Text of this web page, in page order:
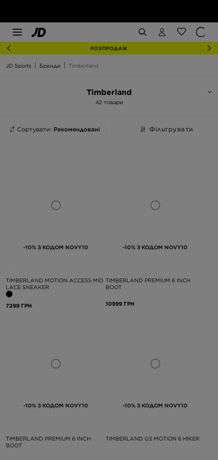
РОЗПРОДАЖ
JD Sports Бренди Timberland
Timberland
42 товари
Сортувати: Рекомендовані Фільтрувати
-10% З КОДОМ NOVY10
TIMBERLAND MOTION ACCESS MID
LACE SNEAKER
7299 ГРН
-10% З КОДОМ NOVY10
TIMBERLAND PREMIUM 6 INCH
BOOT
10999 ГРН
-10% З КОДОМ NOVY10
TIMBERLAND PREMIUM 6 INCH
BOOT
-10% З КОДОМ NOVY10
TIMBERLAND GS MOTION 6 HIKER